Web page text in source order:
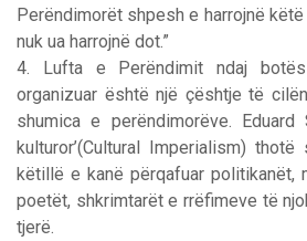
Perëndimorët shpesh e harrojnë
nuk ua harrojnë dot.”
4. Lufta e Perëndimit ndaj
organizuar është një çështje të
shumica e perëndimorëve. Eduard
kulturor’(Cultural Imperialism)
këtillë e kanë përqafuar politikanët,
poetët, shkrimtarët e rrëfimeve të
tjerë.